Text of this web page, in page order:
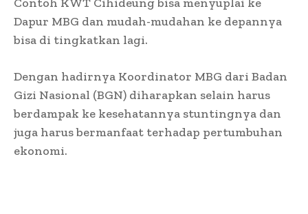
Dapur MBG dan mudah-mudahan ke depannya
bisa di tingkatkan lagi.
Dengan hadirnya Koordinator MBG dari Badan
Gizi Nasional (BGN) diharapkan selain harus
berdampak ke kesehatannya stuntingnya dan
juga harus bermanfaat terhadap pertumbuhan
ekonomi.